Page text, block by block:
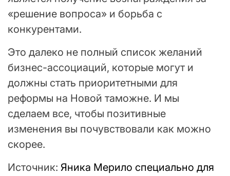
«решение вопроса» и борьба с
конкурентами.
Это далеко не полный список желаний
бизнес-ассоциаций, которые могут и
должны стать приоритетными для
реформы на Новой таможне. И мы
сделаем все, чтобы позитивные
изменения вы почувствовали как можно
скорее.
Источник: Яника Мерило специально для